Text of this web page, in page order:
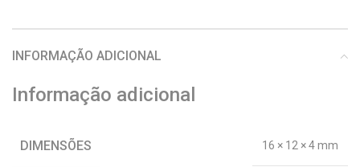
INFORMAÇÃO ADICIONAL
Informação adicional
DIMENSÕES 16 × 12 × 4 mm